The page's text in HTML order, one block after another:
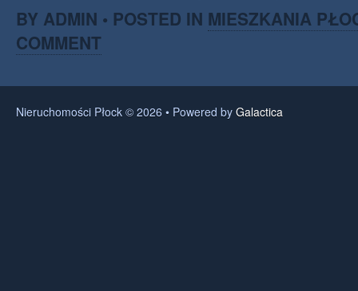
BY ADMIN • POSTED IN MIESZKANIA
COMMENT
Nieruchomości Płock © 2026 • Powered by Galactica